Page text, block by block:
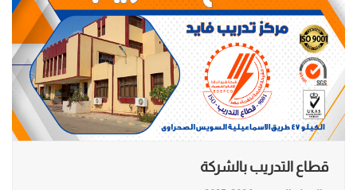
قطاع التدريب بالشركة